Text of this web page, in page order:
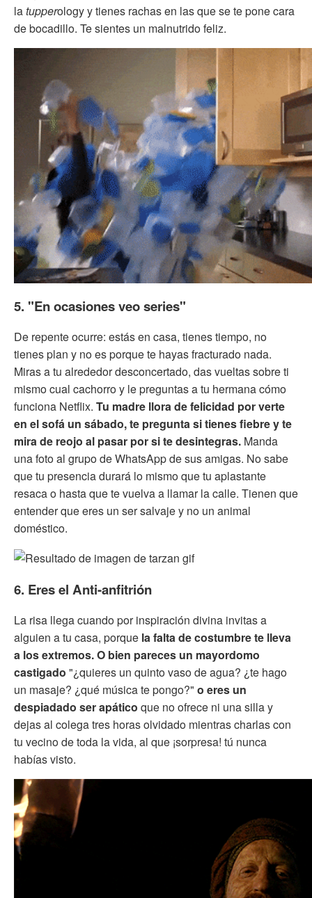
latupperology y tienes rachas en las que se te pone cara
de bocadillo. Te sientes un malnutrido feliz.
5. "En ocasiones veo series"
De repente ocurre: estás en casa, tienes tiempo, no
tienes plan y no es porque te hayas fracturado nada.
Miras a tu alrededor desconcertado, das vueltas sobre ti
mismo cual cachorro y le preguntas a tu hermana cómo
funciona Netflix. Tu madre llora de felicidad por verte
en el sofá un sábado, te pregunta si tienes fiebre y te
mira de reojo al pasar por si te desintegras. Manda
una foto al grupo de WhatsApp de sus amigas. No sabe
que tu presencia durará lo mismo que tu aplastante
resaca o hasta que te vuelva a llamar la calle. Tienen que
entender que eres un ser salvaje y no un animal
doméstico.
6. Eres el Anti-anfitrión
La risa llega cuando por inspiración divina invitas a
alguien a tu casa, porque la falta de costumbre te lleva
a los extremos. O bien pareces un mayordomo
castigado "¿quieres un quinto vaso de agua? ¿te hago
un masaje? ¿qué música te pongo?" o eres un
despiadado ser apático que no ofrece ni una silla y
dejas al colega tres horas olvidado mientras charlas con
tu vecino de toda la vida, al que ¡sorpresa! tú nunca
habías visto.